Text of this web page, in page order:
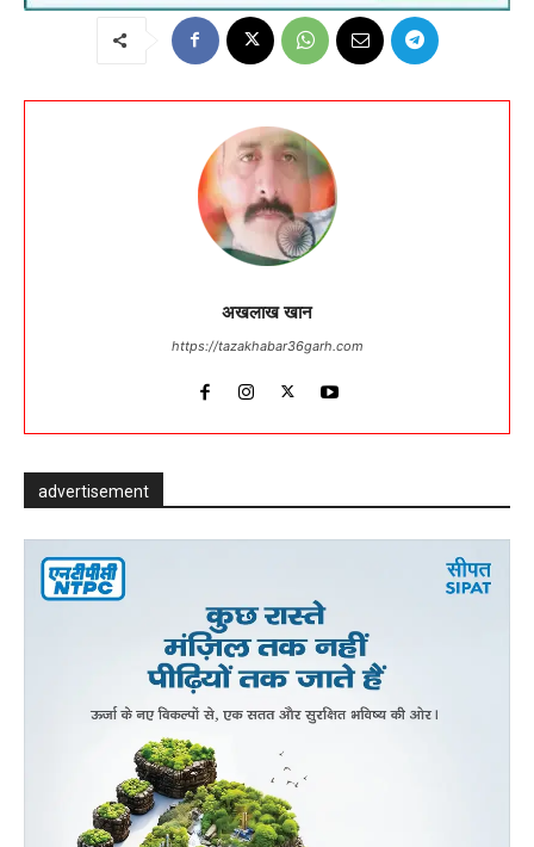
अखलाख खान
https://tazakhabar36garh.com
advertisement